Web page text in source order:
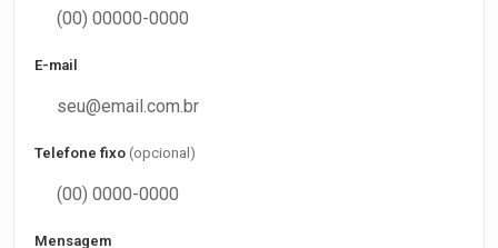
E-mail
Telefone fixo (opcional)
Mensagem